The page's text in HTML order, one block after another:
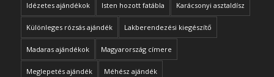
Idézetes ajándékok Isten hozott fatábla Karácsonyi asztaldísz
Különleges rózsás ajándék Lakberendezési kiegészítő
Madaras ajándékok Magyarország címere
Meglepetés ajándék Méhész ajándék